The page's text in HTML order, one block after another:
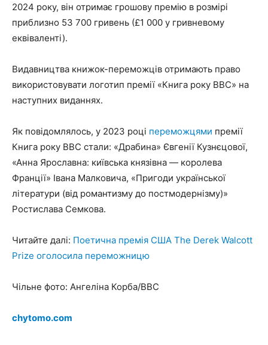
2024 року, він отримає грошову премію в розмірі
приблизно 53 700 гривень (£1 000 у гривневому
еквіваленті).
Видавництва книжок-переможців отримають право
використовувати логотип премії «Книга року ВВС» на
наступних виданнях.
Як повідомлялось, у 2023 році переможцями премії
Книга року ВВС стали: «Драбина» Євгенії Кузнєцової,
«Анна Ярославна: київська князівна — королева
Франції» Івана Малковича, «Пригоди української
літератури (від романтизму до постмодернізму)»
Ростислава Семкова.
Читайте далі: Поетична премія США The Derek Walcott
Prize оголосила переможницю
Чільне фото: Ангеліна Корба/BBC
chytomo.com